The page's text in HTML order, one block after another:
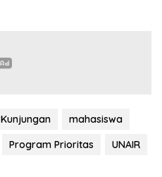
Kunjungan
mahasiswa
Program Prioritas
UNAIR